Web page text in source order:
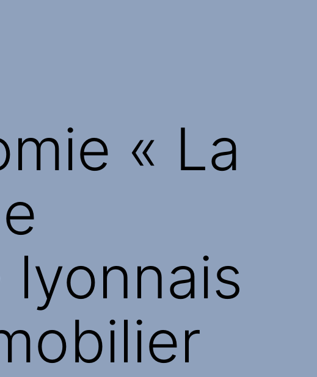
« La
lyonnais